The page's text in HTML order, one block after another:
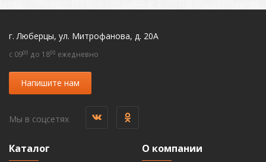
г. Люберцы, ул. Митрофанова, д. 20А
c 0900 до 1800 ежедневно
Напишите нам
Мы в соцсетях
Каталог О компании